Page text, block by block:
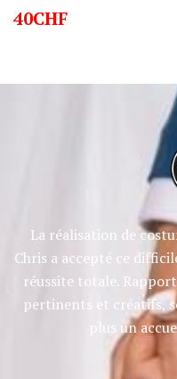
40CHF
La réalisation de
Chris a accepté ce
réussite totale.
pertinents et créatifs,
plus un